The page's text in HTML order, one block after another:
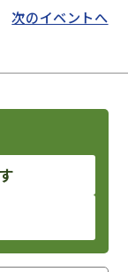
次のイベントへ